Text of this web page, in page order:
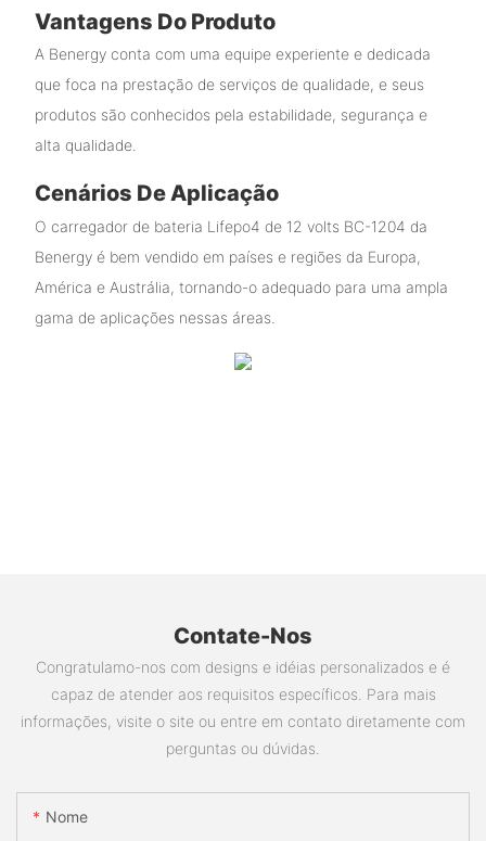
Vantagens Do Produto
A Benergy conta com uma equipe experiente e dedicada
que foca na prestação de serviços de qualidade, e seus
produtos são conhecidos pela estabilidade, segurança e
alta qualidade.
Cenários De Aplicação
O carregador de bateria Lifepo4 de 12 volts BC-1204 da
Benergy é bem vendido em países e regiões da Europa,
América e Austrália, tornando-o adequado para uma ampla
gama de aplicações nessas áreas.
Contate-Nos
Congratulamo-nos com designs e idéias personalizados e é
capaz de atender aos requisitos específicos. Para mais
informações, visite o site ou entre em contato diretamente com
perguntas ou dúvidas.
Nome